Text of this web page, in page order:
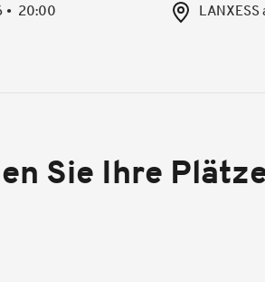
20:00 LANXESS
Sie Ihre